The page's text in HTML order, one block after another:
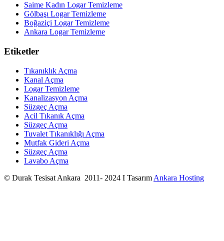
Saime Kadın Logar Temizleme
Gölbaşı Logar Temizleme
Boğaziçi Logar Temizleme
Ankara Logar Temizleme
Etiketler
Tıkanıklık Açma
Kanal Açma
Logar Temizleme
Kanalizasyon Açma
Süzgeç Açma
Acil Tıkanık Açma
Süzgeç Açma
Tuvalet Tıkanıklığı Açma
Mutfak Gideri Açma
Süzgeç Açma
Lavabo Açma
© Durak Tesisat Ankara 2011- 2024 I Tasarım Ankara Hosting